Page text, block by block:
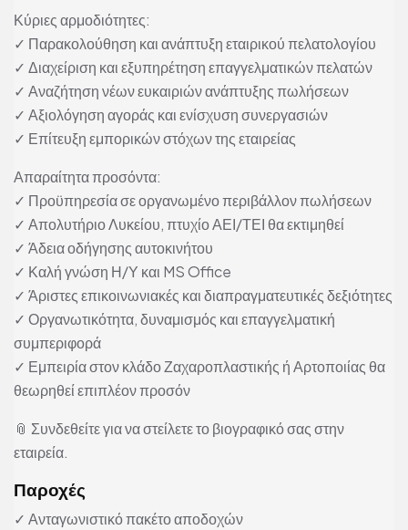
Κύριες αρμοδιότητες:
✓ Παρακολούθηση και ανάπτυξη εταιρικού πελατολογίου
✓ Διαχείριση και εξυπηρέτηση επαγγελματικών πελατών
✓ Αναζήτηση νέων ευκαιριών ανάπτυξης πωλήσεων
✓ Αξιολόγηση αγοράς και ενίσχυση συνεργασιών
✓ Επίτευξη εμπορικών στόχων της εταιρείας
Απαραίτητα προσόντα:
✓ Προϋπηρεσία σε οργανωμένο περιβάλλον πωλήσεων
✓ Απολυτήριο Λυκείου, πτυχίο ΑΕΙ/ΤΕΙ θα εκτιμηθεί
✓ Άδεια οδήγησης αυτοκινήτου
✓ Καλή γνώση Η/Υ και MS Office
✓ Άριστες επικοινωνιακές και διαπραγματευτικές δεξιότητες
✓ Οργανωτικότητα, δυναμισμός και επαγγελματική
συμπεριφορά
✓ Εμπειρία στον κλάδο Ζαχαροπλαστικής ή Αρτοποιίας θα
θεωρηθεί επιπλέον προσόν
📎 Συνδεθείτε για να στείλετε το βιογραφικό σας στην
εταιρεία.
Παροχές
✓ Ανταγωνιστικό πακέτο αποδοχών